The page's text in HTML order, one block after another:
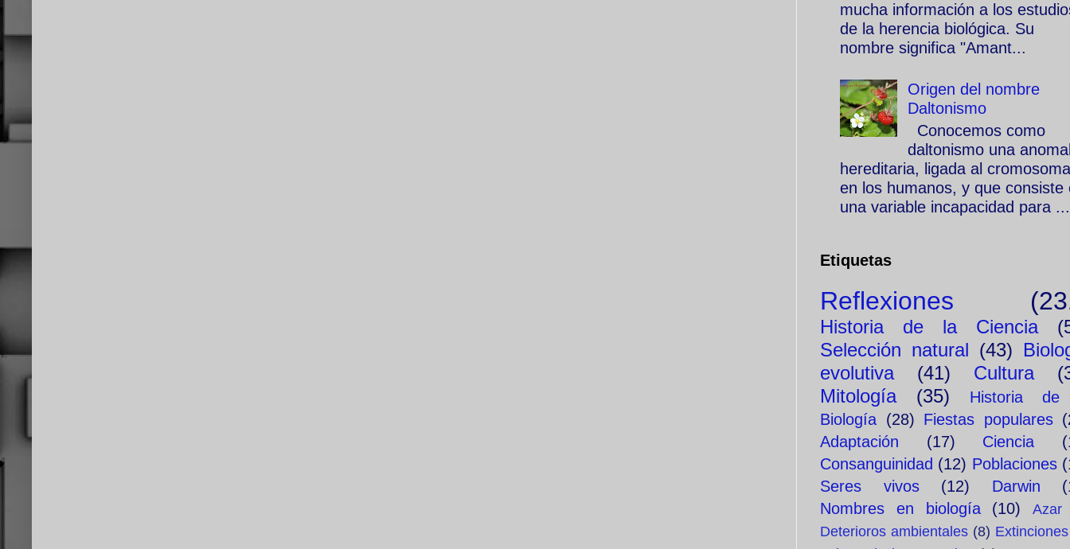
mucha información a los
de la herencia biológica. Su
nombre significa "Amant...
Origen del nombre
Daltonismo
Conocemos como
daltonismo una
hereditaria, ligada al
en los humanos, y que consiste
una variable incapacidad para ...
Etiquetas
Reflexiones
Historia de la Ciencia
Selección natural (43)
evolutiva
(41) Cultura
Mitología
(35)
Historia
Biología (28) Fiestas populares
Adaptación
(17) Ciencia
Consanguinidad (12) Poblaciones
Seres vivos
(12) Darwin
Nombres en biología
(10)
Azar
Deterioros ambientales (8) Extinciones